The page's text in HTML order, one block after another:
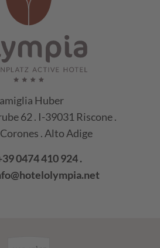
Huber
62 . I-39031 Riscone .
. Alto Adige
0474 410 924.